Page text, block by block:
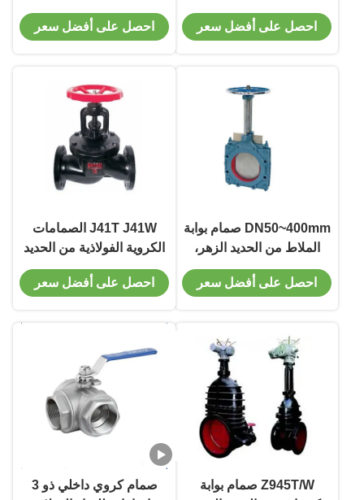
ASMEB16.34 GB/T
12237 التحكم بكفاءة
احصل على أفضل سعر
كروية فولاذية Z273H/X/F-
10
احصل على أفضل سعر
DN50~400mm صمام بوابة
الملاط من الحديد الزهر،
الفولاذ المقاوم للصدأ، نوع
الرقاقة الطرفية
احصل على أفضل سعر
J41T J41W الصمامات
الكروية الفولاذية من الحديد
الزهر صمام الكرة الأرضية
مختومة بالضغط
احصل على أفضل سعر
Z945T/W صمام بوابة
صمام كروي داخلي ذو 3